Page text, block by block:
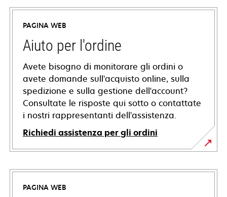
PAGINA WEB
Aiuto per l'ordine
Avete bisogno di monitorare gli ordini o
avete domande sull'acquisto online, sulla
spedizione e sulla gestione dell'account?
Consultate le risposte qui sotto o contattate
i nostri rappresentanti dell'assistenza.
Richiedi assistenza per gli ordini
PAGINA WEB